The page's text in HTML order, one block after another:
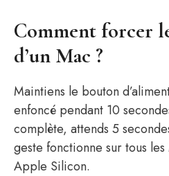
Comment forcer
d’un Mac ?
Maintiens le bouton
enfoncé pendant 10
complète, attends 5
geste fonctionne sur tous
Apple Silicon.